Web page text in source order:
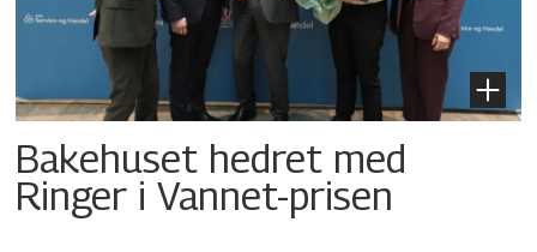
Bakehuset hedret med
Ringer i Vannet-prisen